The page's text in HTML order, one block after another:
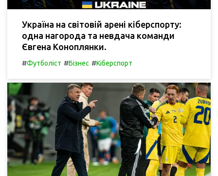
Україна на світовій арені кіберспорту:
одна нагорода та невдача команди
Євгена Коноплянки.
#Футболіст #Бізнес #Кіберспорт